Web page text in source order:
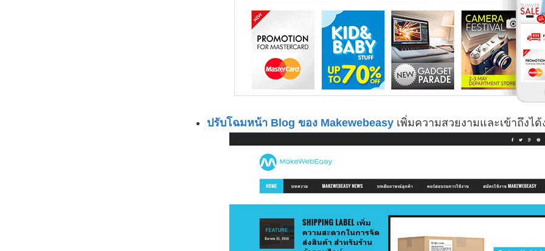
ปรับโฉมหน้า Blog ของ Makewebeasy เพิ่มความสวยงามและเข้าถึงได้